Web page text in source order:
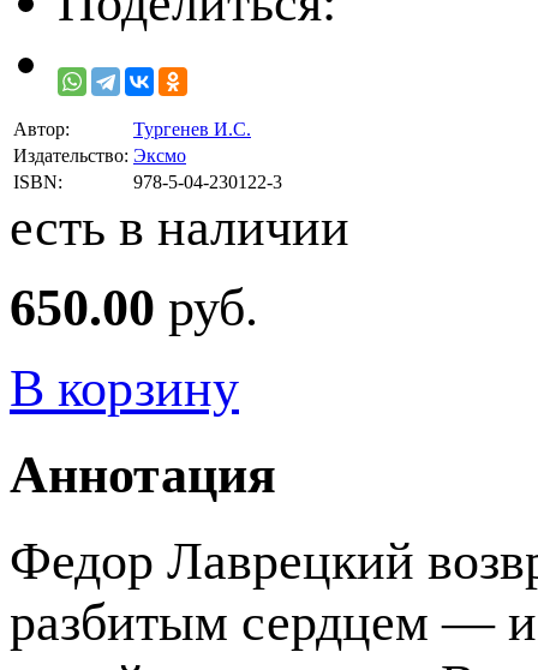
Автор:
Тургенев И.С.
Издательство: Эксмо
ISBN:
978-5-04-230122-3
есть в наличии
650.00 руб.
В корзину
Аннотация
Федор Лаврецкий
разбитым сердцем —